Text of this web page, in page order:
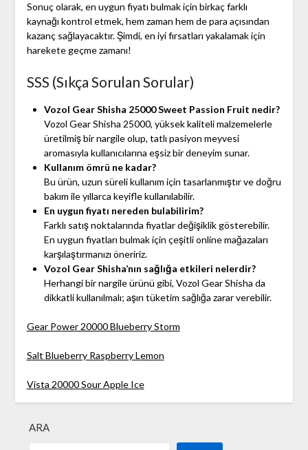
Sonuç olarak, en uygun fiyatı bulmak için birkaç farklı
kaynağı kontrol etmek, hem zaman hem de para açısından
kazanç sağlayacaktır. Şimdi, en iyi fırsatları yakalamak için
harekete geçme zamanı!
SSS (Sıkça Sorulan Sorular)
Vozol Gear Shisha 25000 Sweet Passion Fruit nedir?
Vozol Gear Shisha 25000, yüksek kaliteli malzemelerle
üretilmiş bir nargile olup, tatlı pasiyon meyvesi
aromasıyla kullanıcılarına eşsiz bir deneyim sunar.
Kullanım ömrü ne kadar?
Bu ürün, uzun süreli kullanım için tasarlanmıştır ve doğru
bakım ile yıllarca keyifle kullanılabilir.
En uygun fiyatı nereden bulabilirim?
Farklı satış noktalarında fiyatlar değişiklik gösterebilir.
En uygun fiyatları bulmak için çeşitli online mağazaları
karşılaştırmanızı öneririz.
Vozol Gear Shisha’nın sağlığa etkileri nelerdir?
Herhangi bir nargile ürünü gibi, Vozol Gear Shisha da
dikkatli kullanılmalı; aşırı tüketim sağlığa zarar verebilir.
Gear Power 20000 Blueberry Storm
Salt Blueberry Raspberry Lemon
Vista 20000 Sour Apple Ice
ARA